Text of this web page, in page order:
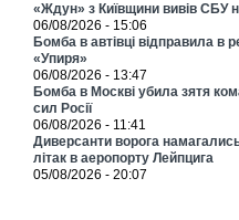
«Ждун» з Київщини вивів СБУ
06/08/2026 - 15:06
Бомба в автівці відправила в
«Упиря»
06/08/2026 - 13:47
Бомба в Москві убила зятя
сил Росії
06/08/2026 - 11:41
Диверсанти ворога
літак в аеропорту Лейпцига
05/08/2026 - 20:07